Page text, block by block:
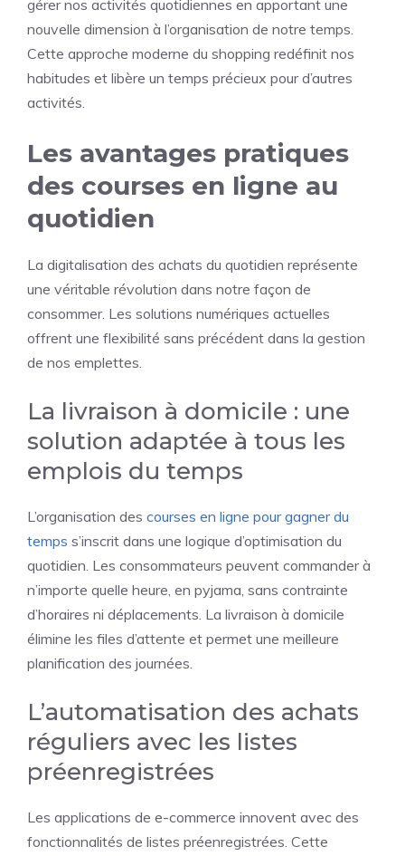
gérer nos activités quotidiennes en apportant une
nouvelle dimension à l’organisation de notre temps.
Cette approche moderne du shopping redéfinit nos
habitudes et libère un temps précieux pour d’autres
activités.
Les avantages pratiques
des courses en ligne au
quotidien
La digitalisation des achats du quotidien représente
une véritable révolution dans notre façon de
consommer. Les solutions numériques actuelles
offrent une flexibilité sans précédent dans la gestion
de nos emplettes.
La livraison à domicile : une
solution adaptée à tous les
emplois du temps
L’organisation des courses en ligne pour gagner du
temps s’inscrit dans une logique d’optimisation du
quotidien. Les consommateurs peuvent commander à
n’importe quelle heure, en pyjama, sans contrainte
d’horaires ni déplacements. La livraison à domicile
élimine les files d’attente et permet une meilleure
planification des journées.
L’automatisation des achats
réguliers avec les listes
préenregistrées
Les applications de e-commerce innovent avec des
fonctionnalités de listes préenregistrées. Cette